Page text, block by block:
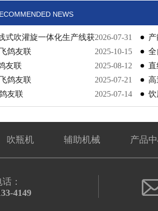
NEWS
2026-07-31
式吹灌旋一体化生产线获
布韦
2025-10-15
鸽友联
全
2025-08-12
友联
直
2025-07-21
鸽友联
高
2025-07-14
友联 饮
吹瓶机 辅助机械 产品
：
4149